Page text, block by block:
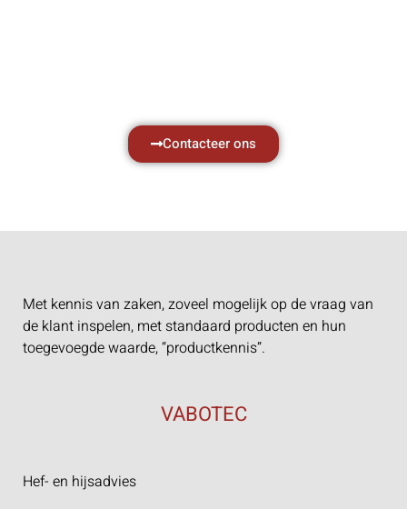
Contacteer ons
Met kennis van zaken, zoveel mogelijk op de vraag van
de klant inspelen, met standaard producten en hun
toegevoegde waarde, “productkennis”.
VABOTEC
Hef- en hijsadvies